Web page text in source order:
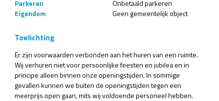
Parkeren
Onbetaald parkeren
Eigendom
Geen gemeentelijk object
Toelichting
Er zijn voorwaarden verbonden aan het huren van een ruimte.
Wij verhuren niet voor persoonlijke feesten en jubilea en in
principe alleen binnen onze openingstijden. In sommige
gevallen kunnen we buiten de openingstijden tegen een
meerprijs open gaan, mits wij voldoende personeel hebben.